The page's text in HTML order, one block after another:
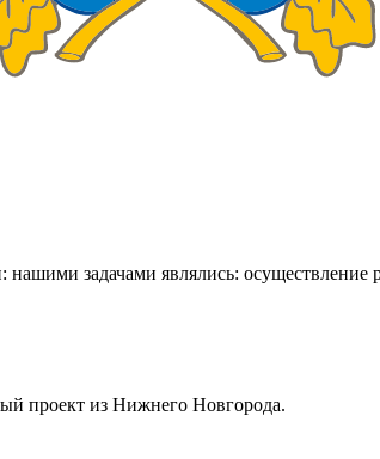
задачами являлись:
проект из Нижнего Новгорода.